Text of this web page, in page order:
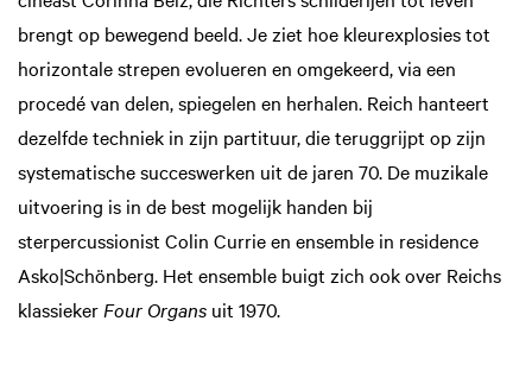
brengt op bewegend beeld. Je ziet hoe kleurexplosies tot
horizontale strepen evolueren en omgekeerd, via een
procedé van delen, spiegelen en herhalen. Reich hanteert
dezelfde techniek in zijn partituur, die teruggrijpt op zijn
systematische succeswerken uit de jaren 70. De muzikale
uitvoering is in de best mogelijk handen bij
sterpercussionist Colin Currie en ensemble in residence
Asko|Schönberg. Het ensemble buigt zich ook over Reichs
klassieker Four Organs uit 1970.